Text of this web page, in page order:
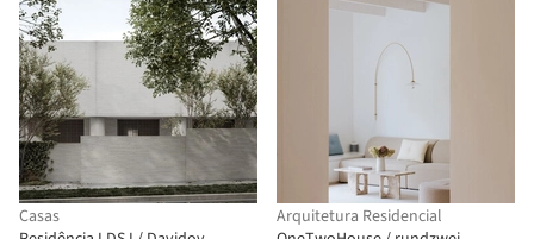
Casas
Arquitetura Residencial